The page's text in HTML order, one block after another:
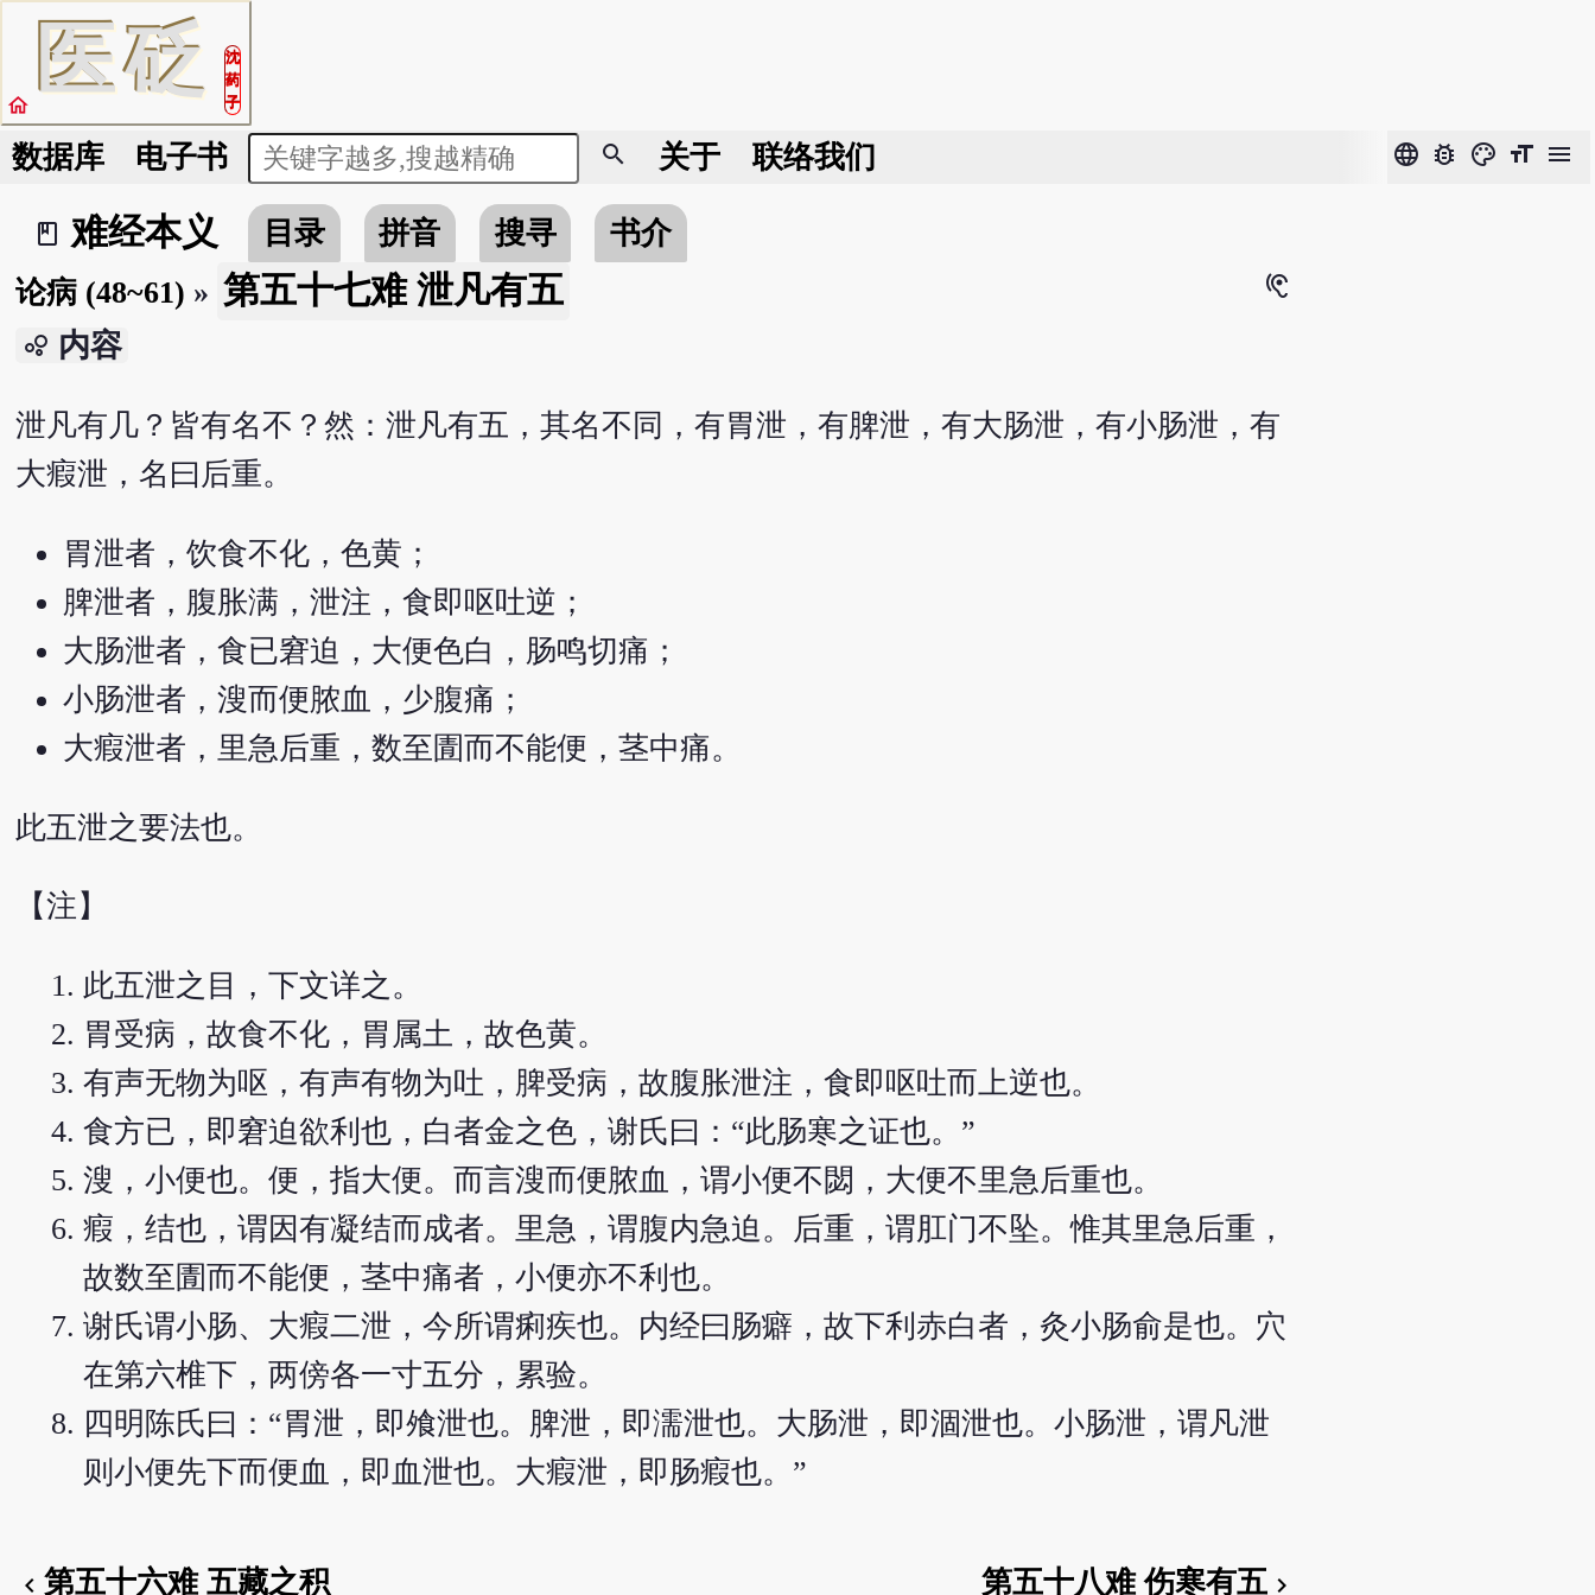
医砭
沈
药
子
home
数据库 电子书 search 关于 联络我们 language bug_report color_lens format_size menu
book_2
难经本义 目录 拼音 搜寻
书介
论病 (48~61) » 第五十七难 泄凡有五 hearing
bubble_chart 内容
泄凡有几？皆有名不？然：泄凡有五，其名不同，有胃泄，有脾泄，有大肠泄，有小肠泄，有
大瘕泄，名曰后重。
胃泄者，饮食不化，色黄；
脾泄者，腹胀满，泄注，食即呕吐逆；
大肠泄者，食已窘迫，大便色白，肠鸣切痛；
小肠泄者，溲而便脓血，少腹痛；
大瘕泄者，里急后重，数至圊而不能便，茎中痛。
此五泄之要法也。
【注】
此五泄之目，下文详之。
胃受病，故食不化，胃属土，故色黄。
有声无物为呕，有声有物为吐，脾受病，故腹胀泄注，食即呕吐而上逆也。
食方已，即窘迫欲利也，白者金之色，谢氏曰：“此肠寒之证也。”
溲，小便也。便，指大便。而言溲而便脓血，谓小便不閟，大便不里急后重也。
瘕，结也，谓因有凝结而成者。里急，谓腹内急迫。后重，谓肛门不坠。惟其里急后重，
故数至圊而不能便，茎中痛者，小便亦不利也。
谢氏谓小肠、大瘕二泄，今所谓痢疾也。内经曰肠癖，故下利赤白者，灸小肠俞是也。穴
在第六椎下，两傍各一寸五分，累验。
四明陈氏曰：“胃泄，即飧泄也。脾泄，即濡泄也。大肠泄，即涸泄也。小肠泄，谓凡泄
则小便先下而便血，即血泄也。大瘕泄，即肠瘕也。”
chevron_left 第五十六难 五藏之积 第五十八难 伤寒有五chevron_right